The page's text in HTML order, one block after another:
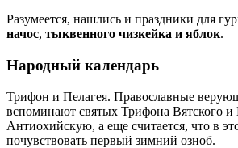
Разумеется, нашлись и праздники для
начос, тыквенного чизкейка и яблок.
Народный календарь
Трифон и Пелагея. Православные
вспоминают святых Трифона Вятского
Антиохийскую, а еще считается, что в
почувствовать первый зимний озноб.